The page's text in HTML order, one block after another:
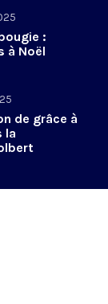
:
à Noël
de grâce à
la